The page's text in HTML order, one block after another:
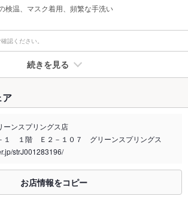
検温、マスク着用、頻繁な手洗い
認ください。
続きを見る
ア
ンスプリングス店
１ １階 Ｅ２－１０７ グリーンスプリングス
strJ001283196/
お店情報をコピー